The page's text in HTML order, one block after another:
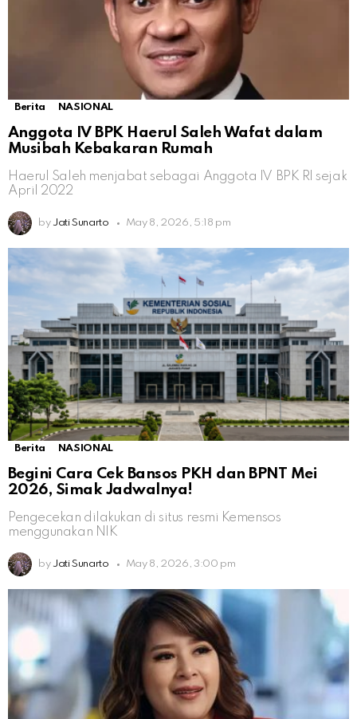
Berita NASIONAL
Anggota IV BPK Haerul Saleh Wafat dalam
Musibah Kebakaran Rumah
Haerul Saleh menjabat sebagai Anggota IV BPK RI sejak
April 2022
by Jati Sunarto May 8, 2026, 5:18 pm
Berita NASIONAL
Begini Cara Cek Bansos PKH dan BPNT Mei
2026, Simak Jadwalnya!
Pengecekan dilakukan di situs resmi Kemensos
menggunakan NIK
by Jati Sunarto May 8, 2026, 3:00 pm